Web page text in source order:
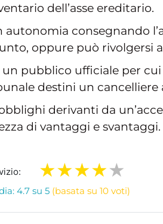
dell’asse ereditario.
autonomia consegnando
oppure può rivolgersi
pubblico ufficiale per cui
destini un cancelliere
derivanti da
di vantaggi e svantaggi.
4.7 su 5 (basata su 10 voti)